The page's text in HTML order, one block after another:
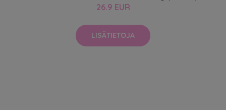
26.9 EUR
LISÄTIETOJA